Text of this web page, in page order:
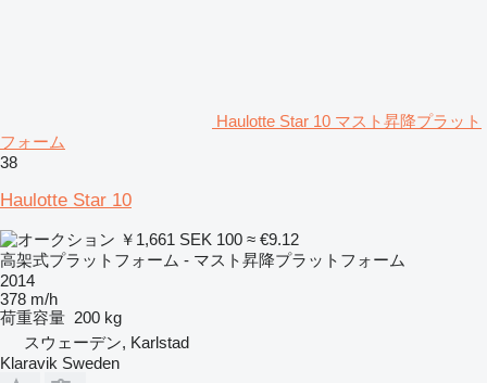
Haulotte Star 10 マスト昇降プラット
フォーム
38
Haulotte Star 10
￥1,661 SEK 100 ≈ €9.12
高架式プラットフォーム - マスト昇降プラットフォーム
2014
378 m/h
荷重容量 200 kg
スウェーデン, Karlstad
Klaravik Sweden